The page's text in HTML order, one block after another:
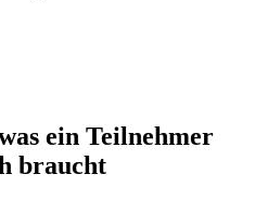
ein Teilnehmer
braucht